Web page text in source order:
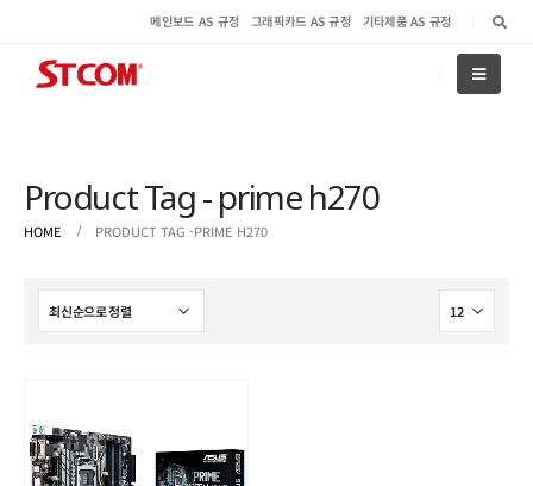
메인보드 AS 규정 그래픽카드 AS 규정 기타제품 AS 규정
Product Tag - prime h270
HOME PRODUCT TAG -PRIME H270